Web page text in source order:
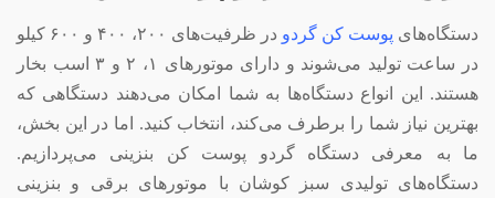
دستگاه‌های پوست کن گردو
در ظرفیت‌های ۲۰۰، ۴۰۰ و ۶۰۰ کیلو
در ساعت تولید می‌شوند و دارای موتور‌های ۱، ۲ و ۳ اسب بخار
هستند. این انواع دستگاه‌ها به شما امکان می‌دهند دستگاهی که
بهترین نیاز شما را برطرف می‌کند، انتخاب کنید. اما در این بخش،
ما به معرفی دستگاه گردو پوست کن بنزینی می‌پردازیم.
دستگاه‌های تولیدی سبز کوشان با موتور‌های برقی و بنزینی